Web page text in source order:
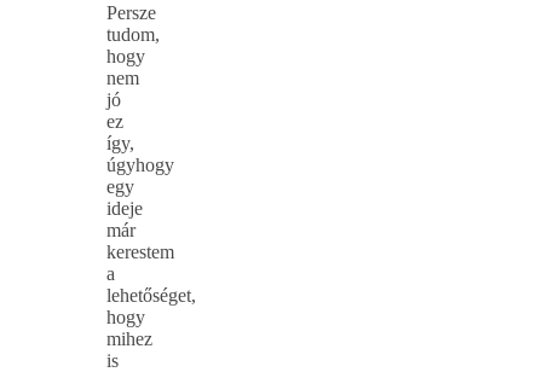
Persze
tudom,
hogy
nem
jó
ez
így,
úgyhogy
egy
ideje
már
kerestem
a
lehetőséget,
hogy
mihez
is